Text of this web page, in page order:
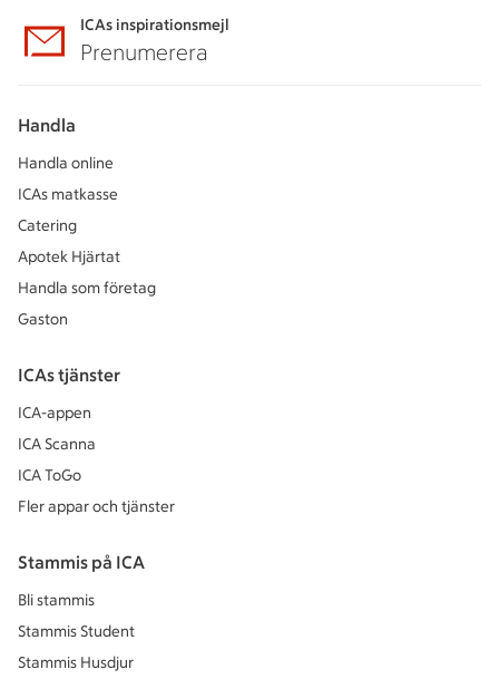
ICAs inspirationsmejl
Prenumerera
Handla
Handla online
ICAs matkasse
Catering
Apotek Hjärtat
Handla som företag
Gaston
ICAs tjänster
ICA-appen
ICA Scanna
ICA ToGo
Fler appar och tjänster
Stammis på ICA
Bli stammis
Stammis Student
Stammis Husdjur